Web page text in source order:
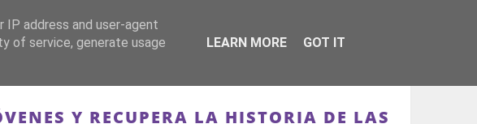
MEMORIA RÉGIMEN - MONARQUÍA
Y RECUPERA LA HISTORIA DE LAS
address and user-agent
of service, generate usage
LEARN MORE GOT IT